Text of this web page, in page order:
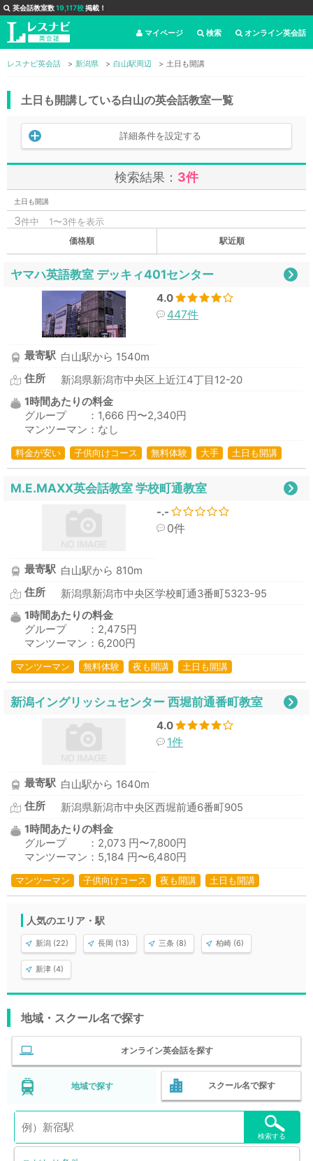
英会話教室数19,117校掲載！
オンライン英会話
検索
マイページ
レスナビ英会話 新潟県 白山駅周辺 土日も開講
土日も開講している白山の英会話教室一覧
詳細条件を設定する
検索結果： 3件
土日も開講
3件中 1〜3件を表示
価格順 駅近順
ヤマハ英語教室 デッキィ401センター
4.0
447件
最寄駅 白山駅から 1540m
住所
新潟県新潟市中央区上近江4丁目12-20
1時間あたりの料金
グループ ：1,666 円〜2,340円
マンツーマン：なし
料金が安い 子供向けコース 無料体験 大手 土日も開講
M.E.MAXX英会話教室 学校町通教室
-.-
0件
最寄駅 白山駅から 810m
住所
新潟県新潟市中央区学校町通3番町5323-95
1時間あたりの料金
グループ ：2,475円
マンツーマン：6,200円
マンツーマン 無料体験 夜も開講 土日も開講
新潟イングリッシュセンター 西堀前通番町教室
4.0
1件
最寄駅 白山駅から 1640m
住所
新潟県新潟市中央区西堀前通6番町905
1時間あたりの料金
グループ ：2,073 円〜7,800円
マンツーマン：5,184 円〜6,480円
マンツーマン 子供向けコース 夜も開講 土日も開講
人気のエリア・駅
新潟 (22) 長岡 (13) 三条 (8) 柏崎 (6)
新津 (4)
地域・スクール名で探す
オンライン英会話を探す
地域で探す スクール名で探す
検索する